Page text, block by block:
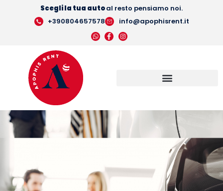
Scegli la tua autoal resto pensiamo noi.
+390804657578
info@apophisrent.it